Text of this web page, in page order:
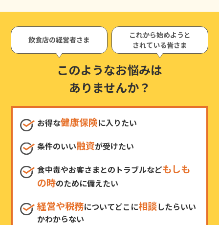
飲食店の経営者さま
これから始めようと
されている皆さま
このようなお悩みは
ありませんか？
お得な健康保険に入りたい
条件のいい融資が受けたい
食中毒やお客さまとのトラブルなどもしも
の時のために備えたい
経営や税務についてどこに相談したらいい
かわからない